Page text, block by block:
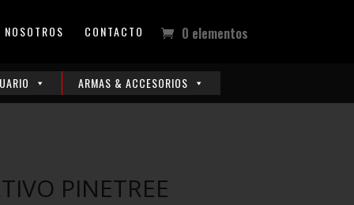
NOSOTROS CONTACTO 0 elementos
ARMAS & ACCESORIOS
PINETREE